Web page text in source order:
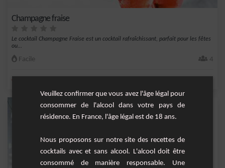
Champagne fraise
Le cocktail Champagne Fraise est un cocktail rafraîchissant, parfait pour les fêtes
ou...
Facile 4
citron
Veuillez confirmer que vous avez l'âge légal pour
consommer de l'alcool dans votre pays de
résidence. En France, l'âge légal est de 18 ans.
Nous proposons sur notre site des recettes de
cocktails avec et sans alcool. L'alcool doit être
consommé de manière responsable. Une